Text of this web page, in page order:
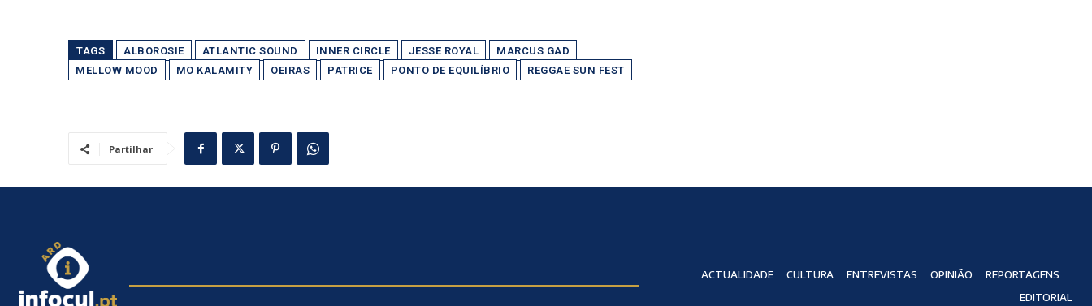
TAGS ALBOROSIE ATLANTIC SOUND INNER CIRCLE JESSE ROYAL
MARCUS GAD
MELLOW MOOD
MO KALAMITY OEIRAS PATRICE PONTO DE EQUILÍBRIO REGGAE SUN FEST
Partilhar
ACTUALIDADE CULTURA ENTREVISTAS OPINIÃO
REPORTAGENS
EDITORIAL